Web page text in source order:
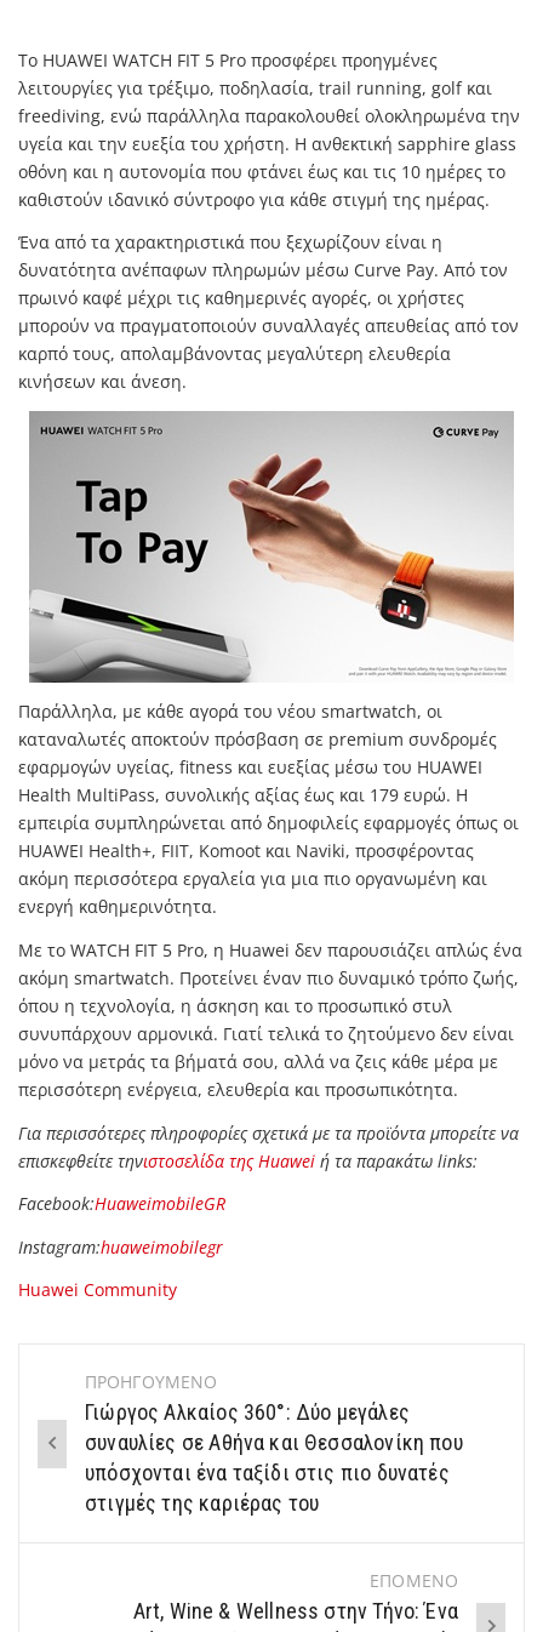
Το HUAWEI WATCH FIT 5 Pro προσφέρει προηγμένες
λειτουργίες για τρέξιμο, ποδηλασία, trail running, golf και
freediving, ενώ παράλληλα παρακολουθεί ολοκληρωμένα την
υγεία και την ευεξία του χρήστη. Η ανθεκτική sapphire glass
οθόνη και η αυτονομία που φτάνει έως και τις 10 ημέρες το
καθιστούν ιδανικό σύντροφο για κάθε στιγμή της ημέρας.
Ένα από τα χαρακτηριστικά που ξεχωρίζουν είναι η
δυνατότητα ανέπαφων πληρωμών μέσω Curve Pay. Από τον
πρωινό καφέ μέχρι τις καθημερινές αγορές, οι χρήστες
μπορούν να πραγματοποιούν συναλλαγές απευθείας από τον
καρπό τους, απολαμβάνοντας μεγαλύτερη ελευθερία
κινήσεων και άνεση.
Παράλληλα, με κάθε αγορά του νέου smartwatch, οι
καταναλωτές αποκτούν πρόσβαση σε premium συνδρομές
εφαρμογών υγείας, fitness και ευεξίας μέσω του HUAWEI
Health MultiPass, συνολικής αξίας έως και 179 ευρώ. Η
εμπειρία συμπληρώνεται από δημοφιλείς εφαρμογές όπως οι
HUAWEI Health+, FIIT, Komoot και Naviki, προσφέροντας
ακόμη περισσότερα εργαλεία για μια πιο οργανωμένη και
ενεργή καθημερινότητα.
Με το WATCH FIT 5 Pro, η Huawei δεν παρουσιάζει απλώς ένα
ακόμη smartwatch. Προτείνει έναν πιο δυναμικό τρόπο ζωής,
όπου η τεχνολογία, η άσκηση και το προσωπικό στυλ
συνυπάρχουν αρμονικά. Γιατί τελικά το ζητούμενο δεν είναι
μόνο να μετράς τα βήματά σου, αλλά να ζεις κάθε μέρα με
περισσότερη ενέργεια, ελευθερία και προσωπικότητα.
Για περισσότερες πληροφορίες σχετικά με τα προϊόντα μπορείτε να
επισκεφθείτε τηνιστοσελίδα της Huawei ή τα παρακάτω links:
Facebook:HuaweimobileGR
Instagram:huaweimobilegr
Huawei Community
Post
navigation
ΠΡΟΗΓΟΥΜΕΝΟ
Γιώργος Αλκαίος 360°: Δύο μεγάλες
συναυλίες σε Αθήνα και Θεσσαλονίκη που
υπόσχονται ένα ταξίδι στις πιο δυνατές
στιγμές της καριέρας του
ΕΠΟΜΕΝΟ
Art, Wine & Wellness στην Τήνο: Ένα